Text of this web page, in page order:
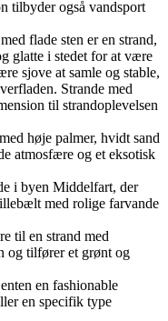
tilbyder også vandsport
flade sten er en strand,
glatte i stedet for at være
sjove at samle og stable,
Strande med
til strandoplevelsen
høje palmer, hvidt sand
atmosfære og et eksotisk
i byen Middelfart, der
med rolige farvande
til en strand med
og tilfører et grønt og
en fashionable
en specifik type